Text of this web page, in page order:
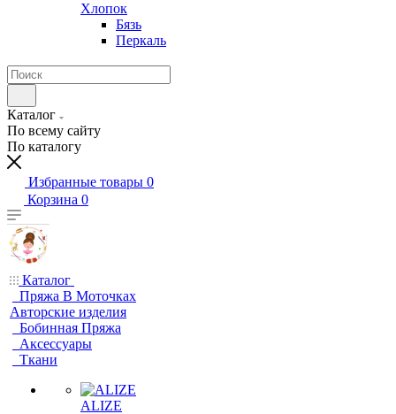
Хлопок
Бязь
Перкаль
Каталог
По всему сайту
По каталогу
Избранные товары 0
Корзина 0
Каталог
Пряжа В Моточках
Авторские изделия
Бобинная Пряжа
Аксессуары
Ткани
ALIZE